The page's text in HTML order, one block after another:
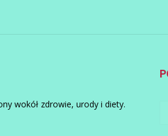
wokół zdrowie, urody i diety.